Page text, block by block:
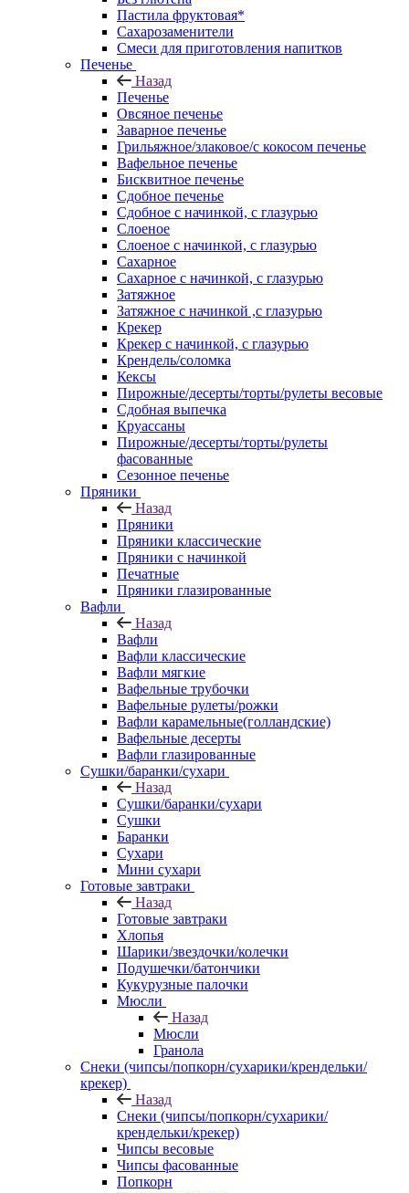
Пастила фруктовая*
Сахарозаменители
Смеси для приготовления напитков
Печенье
Назад
Печенье
Овсяное печенье
Заварное печенье
Грильяжное/злаковое/с кокосом печенье
Вафельное печенье
Бисквитное печенье
Сдобное печенье
Сдобное с начинкой, с глазурью
Слоеное
Слоеное с начинкой, с глазурью
Сахарное
Сахарное с начинкой, с глазурью
Затяжное
Затяжное с начинкой ,с глазурью
Крекер
Крекер с начинкой, с глазурью
Крендель/соломка
Кексы
Пирожные/десерты/торты/рулеты весовые
Сдобная выпечка
Круассаны
Пирожные/десерты/торты/рулеты
фасованные
Сезонное печенье
Пряники
Назад
Пряники
Пряники классические
Пряники с начинкой
Печатные
Пряники глазированные
Вафли
Назад
Вафли
Вафли классические
Вафли мягкие
Вафельные трубочки
Вафельные рулеты/рожки
Вафли карамельные(голландские)
Вафельные десерты
Вафли глазированные
Сушки/баранки/сухари
Назад
Сушки/баранки/сухари
Сушки
Баранки
Сухари
Мини сухари
Готовые завтраки
Назад
Готовые завтраки
Хлопья
Шарики/звездочки/колечки
Подушечки/батончики
Кукурузные палочки
Мюсли
Назад
Мюсли
Гранола
Снеки (чипсы/попкорн/сухарики/крендельки/
крекер)
Назад
Снеки (чипсы/попкорн/сухарики/
крендельки/крекер)
Чипсы весовые
Чипсы фасованные
Попкорн